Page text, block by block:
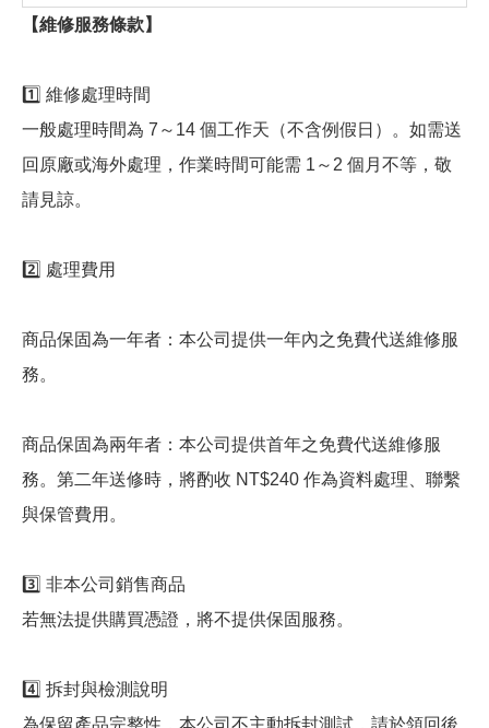
【維修服務條款】
1️⃣ 維修處理時間
一般處理時間為 7～14 個工作天（不含例假日）。如需送
回原廠或海外處理，作業時間可能需 1～2 個月不等，敬
請見諒。
2️⃣ 處理費用
商品保固為一年者：本公司提供一年內之免費代送維修服
務。
商品保固為兩年者：本公司提供首年之免費代送維修服
務。第二年送修時，將酌收 NT$240 作為資料處理、聯繫
與保管費用。
3️⃣ 非本公司銷售商品
若無法提供購買憑證，將不提供保固服務。
4️⃣ 拆封與檢測說明